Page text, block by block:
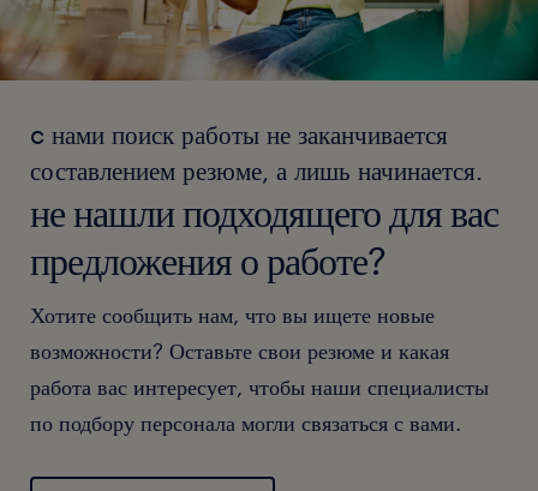
c нами поиск работы не заканчивается
составлением резюме, а лишь начинается.
не нашли подходящего для вас
предложения о работе?
Хотите сообщить нам, что вы ищете новые
возможности? Оставьте свои резюме и какая
работа вас интересует, чтобы наши специалисты
по подбору персонала могли связаться с вами.